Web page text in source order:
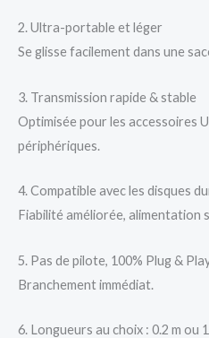
2. Ultra-portable et léger
Se glisse facilement dans une
3. Transmission rapide & stable
Optimisée pour les accessoires
périphériques.
4. Compatible avec les disques
Fiabilité améliorée, alimentation
5. Pas de pilote, 100% Plug &
Branchement immédiat.
6. Longueurs au choix : 0.2 m ou